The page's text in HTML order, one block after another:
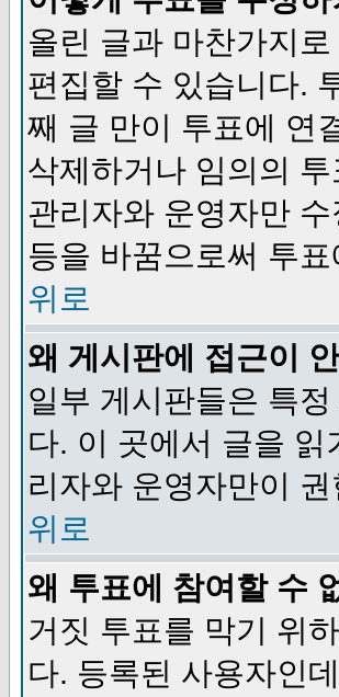
올린 글과 마찬가지
편집할 수 있습니다.
째 글 만이 투표에 연
삭제하거나 임의의
관리자와 운영자만
등을 바꿈으로써 투
위로
왜 게시판에 접근이
일부 게시판들은 특
다. 이 곳에서 글을
리자와 운영자만이
위로
왜 투표에 참여할 수
거짓 투표를 막기 위
다. 등록된 사용자인